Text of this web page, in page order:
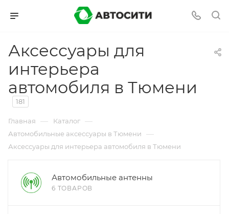
Аксессуары для
интерьера
автомобиля в Тюмени
181
Главная — Каталог —
Автомобильные аксессуары в Тюмени —
Аксессуары для интерьера автомобиля в Тюмени
Автомобильные антенны
6 ТОВАРОВ